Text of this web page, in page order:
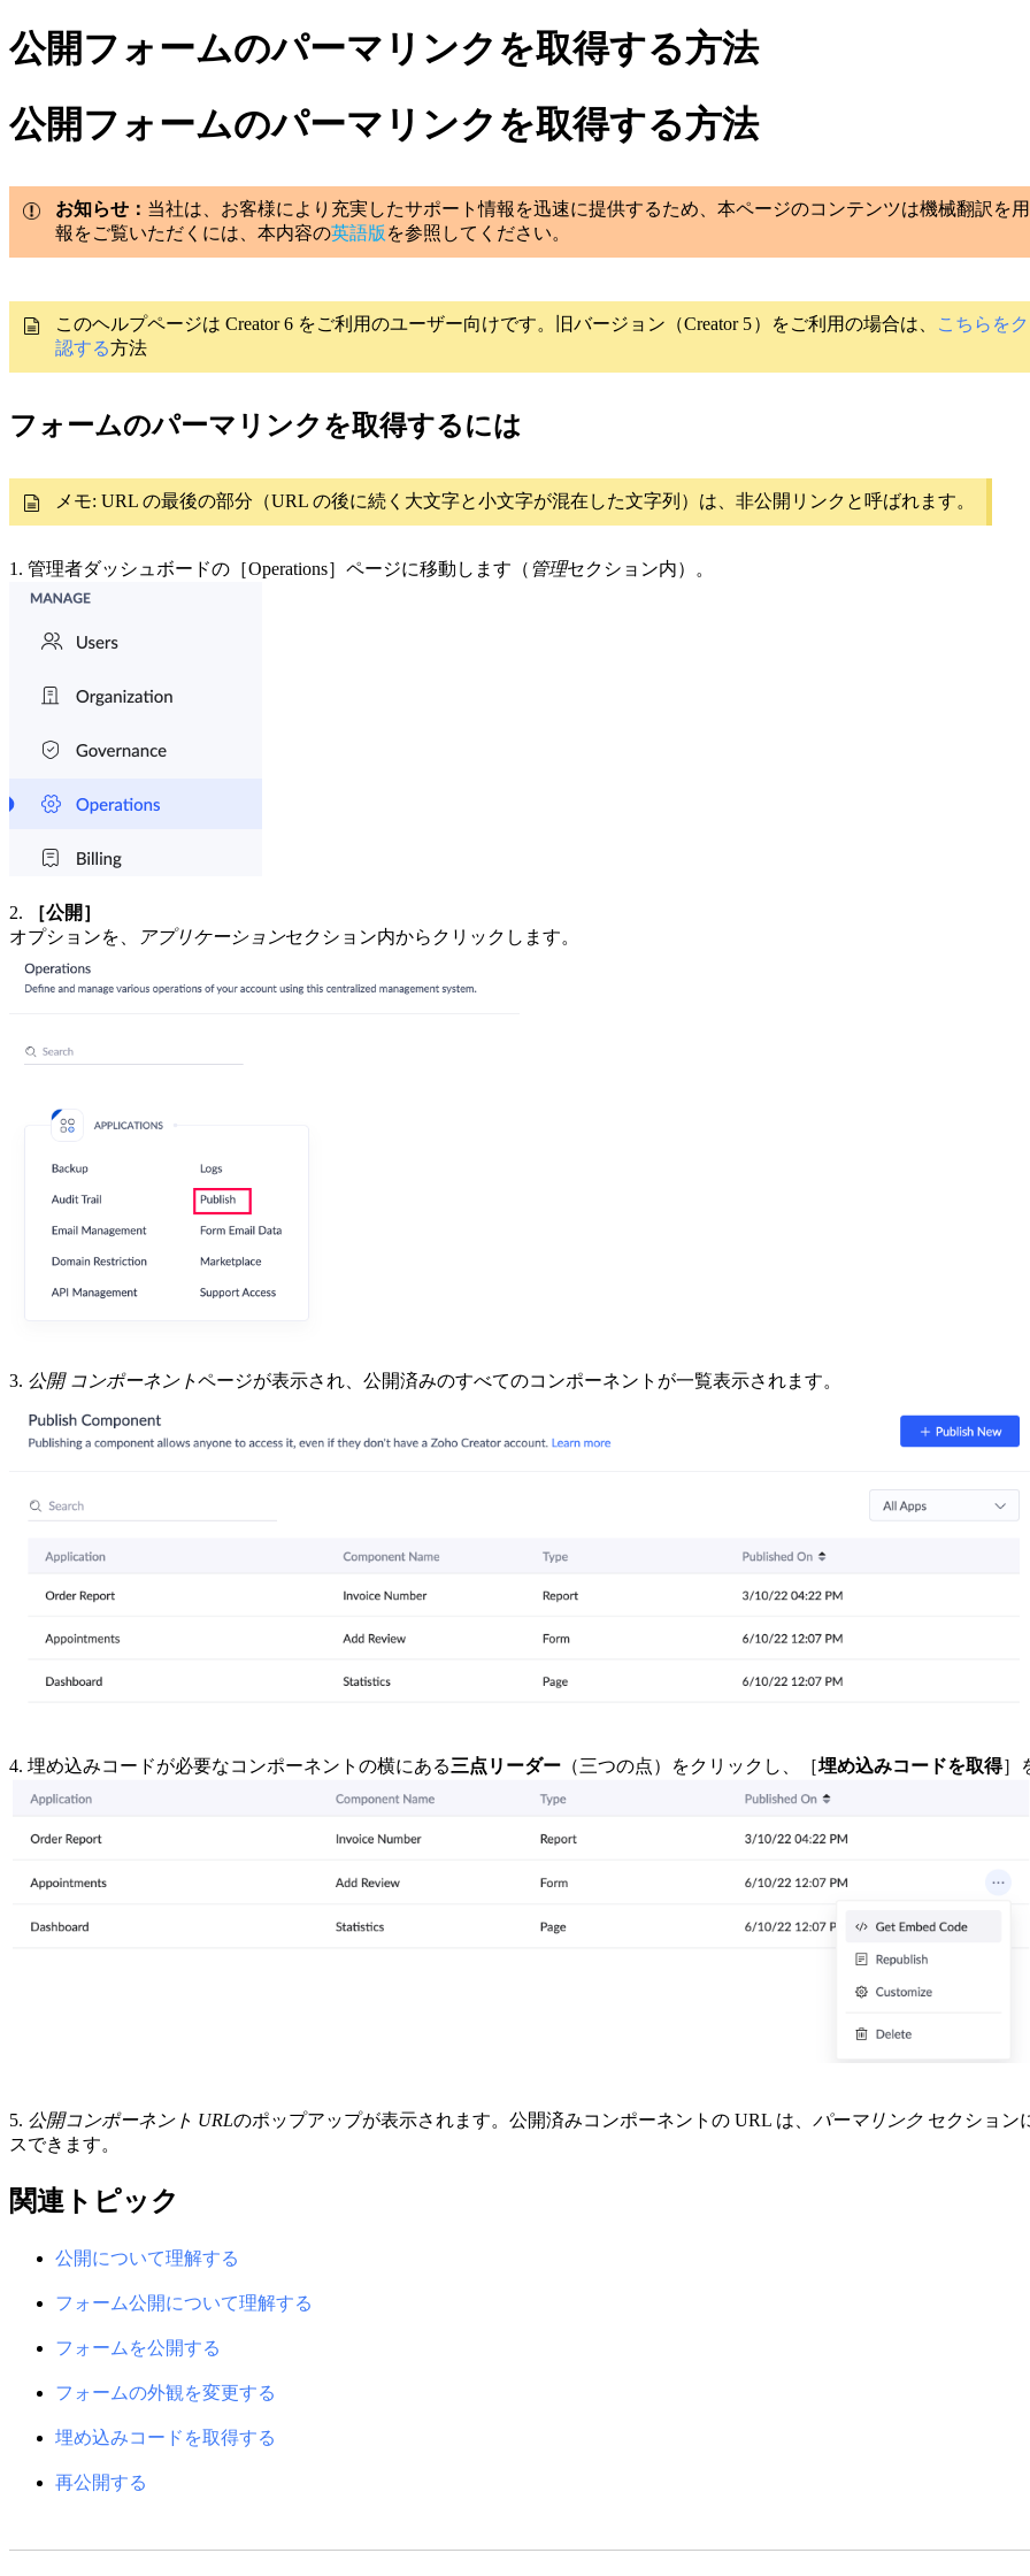
公開フォームのパーマリンクを取得する方法
公開フォームのパーマリンクを取得する方法
お知らせ： 当社は、お客様により充実したサポート情報を迅速に提供するため、本ページのコンテンツは機械翻訳を
報をご覧いただくには、本内容の英語版 を参照してください。
このヘルプページは Creator 6 をご利用のユーザー向けです。旧バージョン（Creator 5）をご利用の場合は、 こちらを
認する方法
フォームのパーマリンクを取得するには
メモ: URL の最後の部分（URL の後に続く大文字と小文字が混在した文字列）は、非公開リンクと呼ばれます。
1. 管理者ダッシュボードの ［Operations］ ページに移動します（ 管理セクション内）。
2.
［公開］
オプションを、
アプリケーションセクション内からクリックします。
3. 公開 コンポーネントページが表示され、公開済みのすべてのコンポーネントが一覧表示されます。
4. 埋め込みコードが必要なコンポーネントの横にある三点リーダー （三つの点）をクリックし、 ［埋め込みコードを取得］
5. 公開コンポーネント URLのポップアップが表示されます。公開済みコンポーネントの URL は、 パーマリンク セクション
スできます。
関連トピック
公開について理解する
フォーム公開について理解する
フォームを公開する
フォームの外観を変更する
埋め込みコードを取得する
再公開する